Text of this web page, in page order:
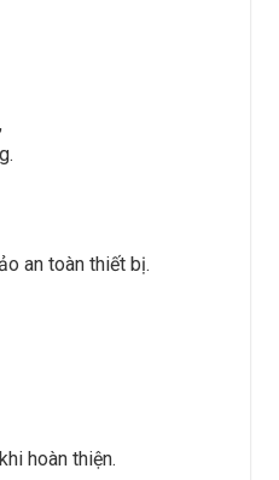
an toàn thiết bị.
hoàn thiện.